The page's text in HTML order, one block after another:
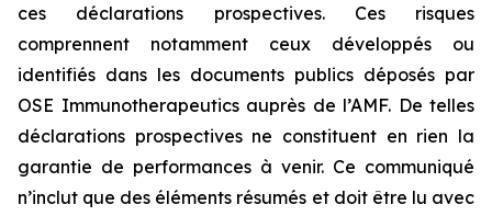
ces déclarations prospectives. Ces risques
comprennent notamment ceux développés ou
identifiés dans les documents publics déposés par
OSE Immunotherapeutics auprès de l’AMF. De telles
déclarations prospectives ne constituent en rien la
garantie de performances à venir. Ce communiqué
n’inclut que des éléments résumés et doit être lu avec